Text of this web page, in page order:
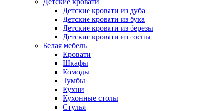
Детские кровати
Детские кровати из дуба
Детские кровати из бука
Детские кровати из березы
Детские кровати из сосны
Белая мебель
Кровати
Шкафы
Комоды
Тумбы
Кухни
Кухонные столы
Стулья